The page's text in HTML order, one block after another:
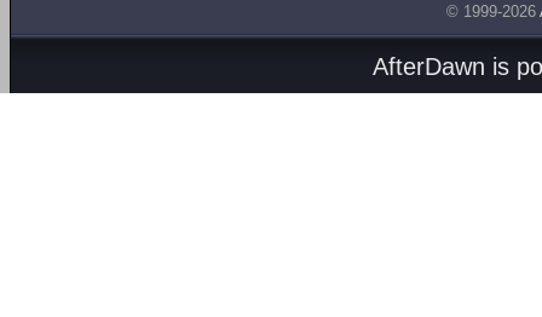
© 1999-2026
AfterDawn is